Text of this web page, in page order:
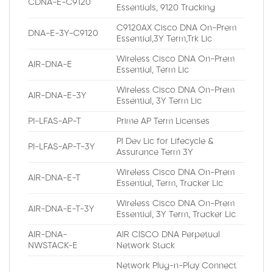
CDNA-E-C9120
Essentials, 9120 Tracking
DNA-E-3Y-C9120
C9120AX Cisco DNA On-Prem
Essential,3Y Term,Trk Lic
AIR-DNA-E
Wireless Cisco DNA On-Prem
Essential, Term Lic
AIR-DNA-E-3Y
Wireless Cisco DNA On-Prem
Essential, 3Y Term Lic
PI-LFAS-AP-T Prime AP Term Licenses
PI-LFAS-AP-T-3Y
PI Dev Lic for Lifecycle &
Assurance Term 3Y
AIR-DNA-E-T
Wireless Cisco DNA On-Prem
Essential, Term, Tracker Lic
AIR-DNA-E-T-3Y
Wireless Cisco DNA On-Prem
Essential, 3Y Term, Tracker Lic
AIR-DNA-
NWSTACK-E
AIR CISCO DNA Perpetual
Network Stack
Network Plug-n-Play Connect